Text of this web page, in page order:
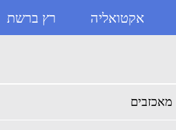
אקטואליה רץ ברשת